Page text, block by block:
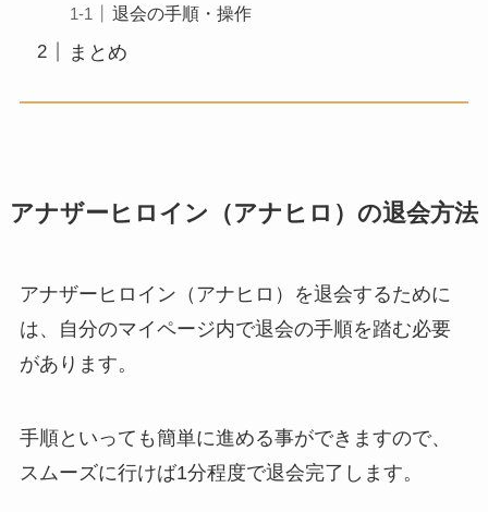
退会の手順・操作
まとめ
アナザーヒロイン（アナヒロ）の退会方法
アナザーヒロイン（アナヒロ）を退会するために
は、自分のマイページ内で退会の手順を踏む必要
があります。
手順といっても簡単に進める事ができますので、
スムーズに行けば1分程度で退会完了します。